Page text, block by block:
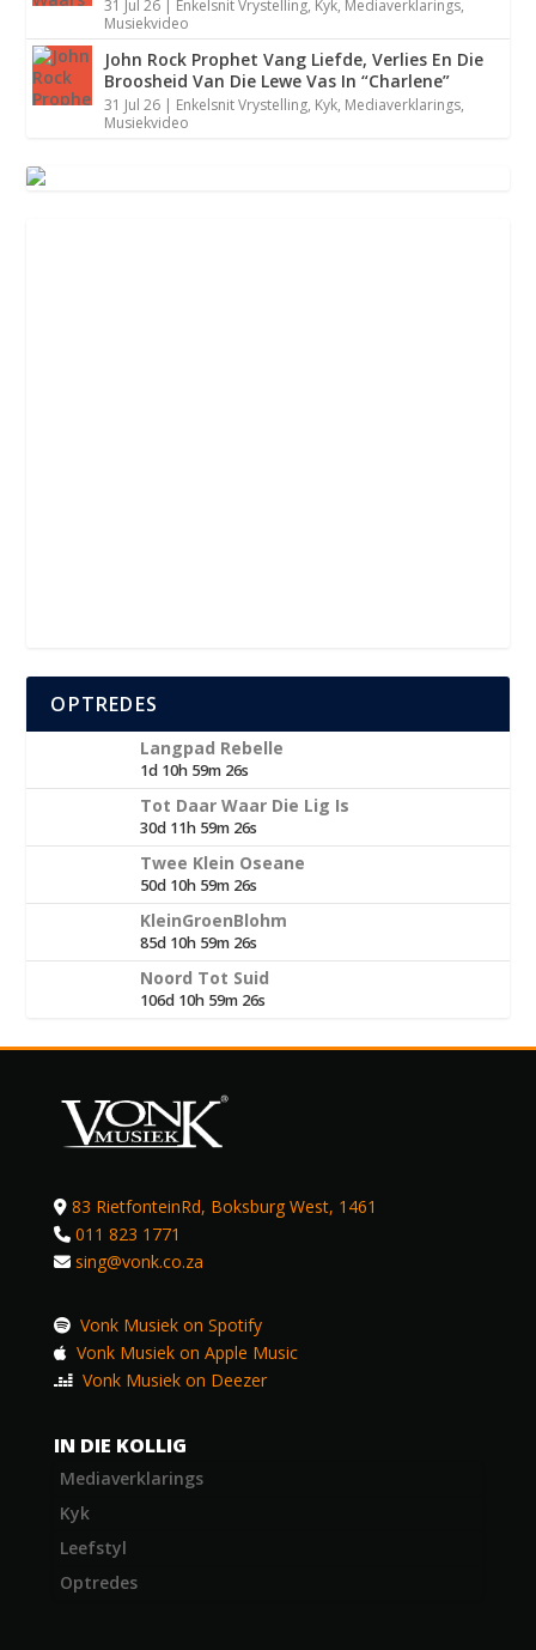
31 Jul 26 Enkelsnit Vrystelling, Kyk, Mediaverklarings,
Musiekvideo
John Rock Prophet Vang Liefde, Verlies En Die
Broosheid Van Die Lewe Vas In “Charlene”
31 Jul 26 | Enkelsnit Vrystelling, Kyk, Mediaverklarings,
Musiekvideo
OPTREDES
Langpad Rebelle
1d 10h 59m 25s
Tot Daar Waar Die Lig Is
30d 11h 59m 25s
Twee Klein Oseane
50d 10h 59m 25s
KleinGroenBlohm
85d 10h 59m 25s
Noord Tot Suid
106d 10h 59m 25s
83 RietfonteinRd, Boksburg West, 1461
011 823 1771
sing@vonk.co.za
Vonk Musiek on Spotify
Vonk Musiek on Apple Music
Vonk Musiek on Deezer
IN DIE KOLLIG
Mediaverklarings
Kyk
Leefstyl
Optredes